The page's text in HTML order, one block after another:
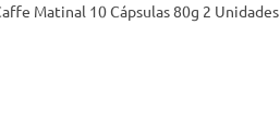
Matinal 10 Cápsulas 80g 2 Unidades